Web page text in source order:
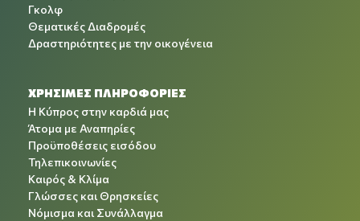
Γκολφ
Θεματικές Διαδρομές
Δραστηριότητες με την οικογένεια
ΧΡΉΣΙΜΕΣ ΠΛΗΡΟΦΟΡΊΕΣ
Η Κύπρος στην καρδιά μας
Άτομα με Αναπηρίες
Προϋποθέσεις εισόδου
Τηλεπικοινωνίες
Καιρός & Κλίμα
Γλώσσες και Θρησκείες
Νόμισμα και Συνάλλαγμα